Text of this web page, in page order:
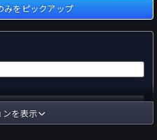
みをピックアップ
海外
を表示